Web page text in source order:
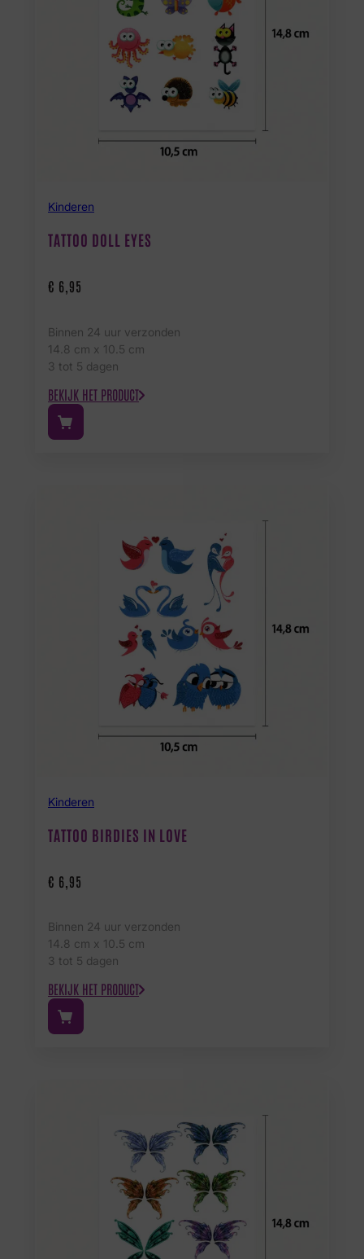
Kinderen
TATTOO DOLL EYES
€ 6,95
Binnen 24 uur verzonden
14.8 cm x 10.5 cm
3 tot 5 dagen
BEKIJK HET PRODUCT
Kinderen
TATTOO BIRDIES IN LOVE
€ 6,95
Binnen 24 uur verzonden
14.8 cm x 10.5 cm
3 tot 5 dagen
BEKIJK HET PRODUCT